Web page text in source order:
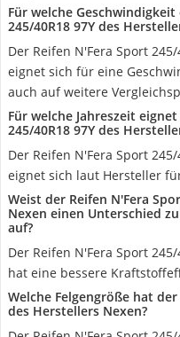
Für welche
245/40R18 97Y des
Der Reifen N'Fera Sport
eignet sich für eine
auch auf weitere
Für welche Jahreszeit
245/40R18 97Y des
Der Reifen N'Fera Sport
eignet sich laut Hersteller
Weist der Reifen N'Fera
Nexen einen Unterschied
auf?
Der Reifen N'Fera Sport
hat eine bessere
Welche Felgengröße hat
des Herstellers Nexen?